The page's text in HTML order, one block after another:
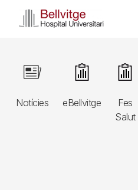
Navegació
principal
3r
Notícies
Image
eBellvitge
Image
Fes
Salut
Image